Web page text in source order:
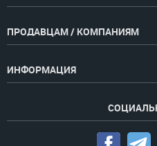
ПРОДАВЦАМ / КОМПАНИЯМ
ИНФОРМАЦИЯ